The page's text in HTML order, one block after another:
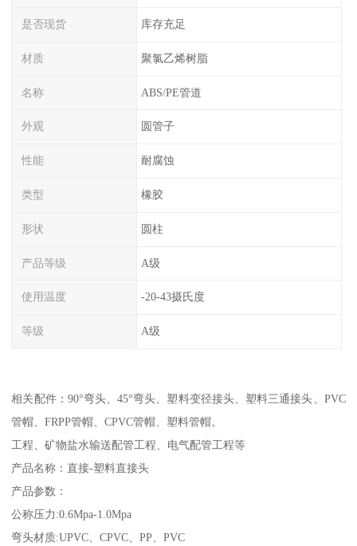
是否现货 库存充足
材质 聚氯乙烯树脂
名称 ABS/PE管道
外观 圆管子
性能 耐腐蚀
类型 橡胶
形状 圆柱
产品等级 A级
使用温度 -20-43摄氏度
等级 A级
相关配件：90°弯头、45°弯头、塑料变径接头、塑料三通接头、PVC
管帽、FRPP管帽、CPVC管帽、塑料管帽。
工程、矿物盐水输送配管工程、电气配管工程等
产品名称：直接-塑料直接头
产品参数：
公称压力:0.6Mpa-1.0Mpa
弯头材质:UPVC、CPVC、PP、PVC